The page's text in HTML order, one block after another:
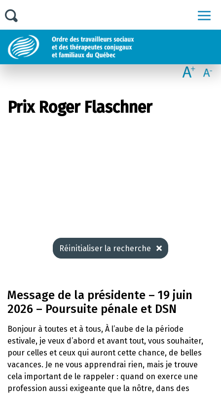
Prix Roger Flaschner
Réinitialiser la recherche
Message de la présidente – 19 juin
2026 – Poursuite pénale et DSN
Bonjour à toutes et à tous, À l’aube de la période
estivale, je veux d’abord et avant tout, vous souhaiter,
pour celles et ceux qui auront cette chance, de belles
vacances. Je ne vous apprendrai rien, mais je trouve
cela important de le rappeler : quand on exerce une
profession aussi exigeante que la nôtre, dans des